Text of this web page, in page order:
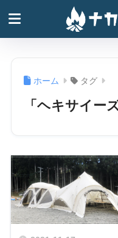
ホーム タグ
「ヘキサイー